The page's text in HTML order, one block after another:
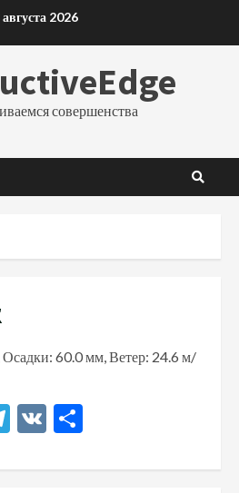
августа 2026
совершенства
Осадки: 60.0 мм, Ветер: 24.6 м/
Telegram
VK